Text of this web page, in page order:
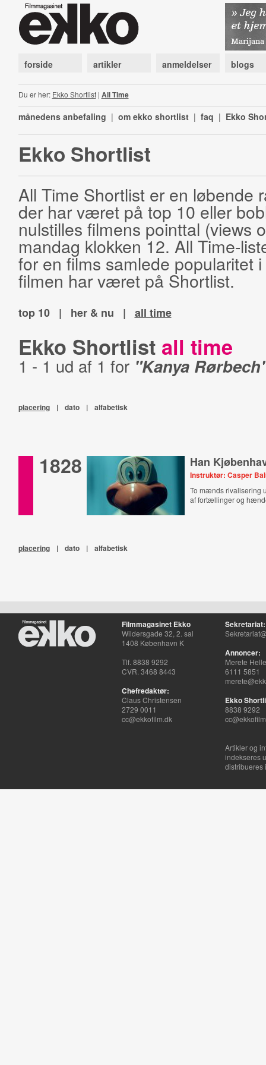
forside artikler anmeldelser blogs
Du er her: Ekko Shortlist| All Time
månedens anbefaling | om ekko shortlist | faq | Ekko
Ekko Shortlist
All Time Shortlist er en løbende
der har været på top 10 eller
nulstilles filmens pointtal (views
mandag klokken 12. All Time-
for en films samlede popularitet
filmen har været på Shortlist.
top 10 | her & nu | all time
Ekko Shortlist all time
1 - 1 ud af 1 for "Kanya
placering | dato | alfabetisk
1828 Han
Instruktør: Casper
To mænds rivalisering
af fortællinger og
placering | dato | alfabetisk
Filmmagasinet Ekko
Wildersgade 32, 2. sal
1408 København K
Tlf. 8838 9292
CVR. 3468 8443
Chefredaktør:
Claus Christensen
2729 0011
cc@ekkofilm.dk
Sekretariat:
Annoncer:
Merete
6111 5851
Ekko
8838 9292
Artikler og
indekseres
distribueres